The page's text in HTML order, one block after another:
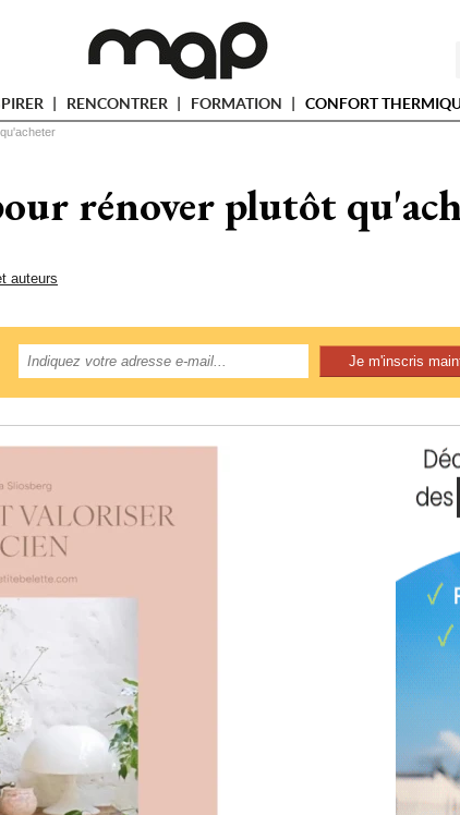
RENCONTRER FORMATION CONFORT
rénover plutôt
auteurs